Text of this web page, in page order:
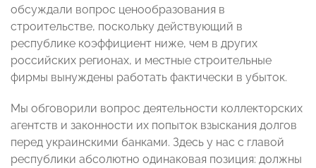
обсуждали вопрос ценообразования в
строительстве, поскольку действующий в
республике коэффициент ниже, чем в других
российских регионах, и местные строительные
фирмы вынуждены работать фактически в убыток.
Мы обговорили вопрос деятельности коллекторских
агентств и законности их попыток взыскания долгов
перед украинскими банками. Здесь у нас с главой
республики абсолютно одинаковая позиция: должны